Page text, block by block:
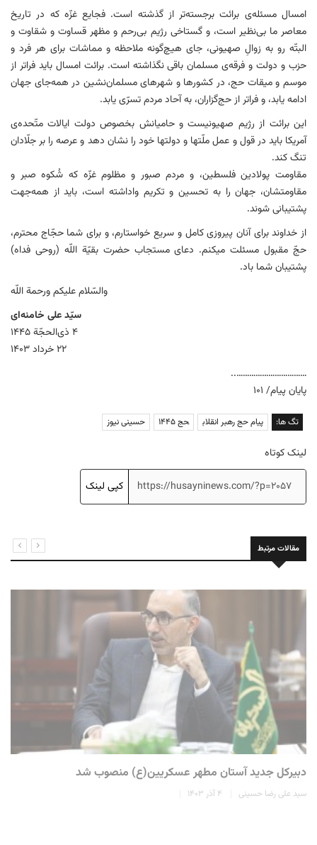
امسال مسئله‌ی برائت برجسته‌تر از گذشته است. فجایع غزّه که در تاریخ
معاصر ما بی‌نظیر است، و گستاخی رژیم بی‌رحم و مظهر قساوت و شقاوت و
البتّه رو به زوالِ صهیونی، جای هیچ‌گونه ملاحظه و مماشات برای هر فرد و
حزب و دولت و فرقه‌ی مسلمان باقی نگذاشته است. برائت امسال باید فراتر از
موسم و میقات حج، در کشورها و شهرهای مسلمان‌نشین در همه‌جای جهان
ادامه یابد، و فراتر از حج‌گزاران، به آحاد مردم تسرّی یابد.
این برائت از رژیم صهیونیست و حامیانش بخصوص دولت ایالات متّحده‌ی
آمریکا باید در قول و عمل ملّتها و دولتها خود را نشان دهد و عرصه را بر جلّادان
تنگ کند.
مقاومت پولادین فلسطین، و مردم صبور و مظلوم غزّه که شُکوه صبر و
مقاومتشان، جهان را به تحسین و تکریم واداشته است، باید از همه‌جهت
پشتیبانی شوند.
از خداوند برای آنان پیروزی کامل و سریع خواستارم، و برای شما حجّاج محترم،
حجّ مقبول مسئلت میکنم. دعای مستجاب حضرت بقیّة‌ اللّه (روحی فداه)
پشتیبان شما باد.
والسّلام‌ علیکم‌ ورحمة‌ اللّه
سیّد علی خامنه‌ای
۴ ذی‌الحجّة ۱۴۴۵
۲۲ خرداد ۱۴۰۳
……………………………..
پایان پیام/ ۱۰۱
تگ ها: پیام حج رهبر انقلاب حج ۱۴۴۵ حسینی نیوز
لینک کوتاه
کپی لینک
مقالات مرتبط
دبیرکل جدید آستان مطهر عسکریین(ع) منصوب شد
سید علی رضا حسینی ۴ آذر ۱۴۰۳